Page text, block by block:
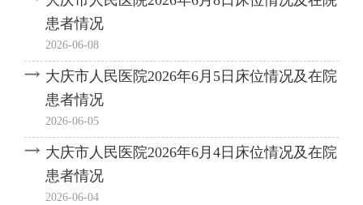
患者情况
2026-06-08
大庆市人民医院2026年6月5日床位情况及在院
患者情况
2026-06-05
大庆市人民医院2026年6月4日床位情况及在院
患者情况
2026-06-04